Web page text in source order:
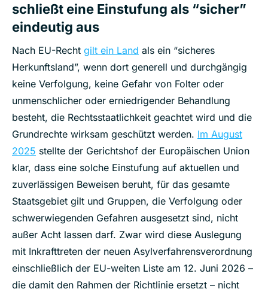
schließt eine Einstufung als “sicher”
eindeutig aus
Nach EU-Recht gilt ein Land als ein “sicheres
Herkunftsland”, wenn dort generell und durchgängig
keine Verfolgung, keine Gefahr von Folter oder
unmenschlicher oder erniedrigender Behandlung
besteht, die Rechtsstaatlichkeit geachtet wird und die
Grundrechte wirksam geschützt werden. Im August
2025 stellte der Gerichtshof der Europäischen Union
klar, dass eine solche Einstufung auf aktuellen und
zuverlässigen Beweisen beruht, für das gesamte
Staatsgebiet gilt und Gruppen, die Verfolgung oder
schwerwiegenden Gefahren ausgesetzt sind, nicht
außer Acht lassen darf. Zwar wird diese Auslegung
mit Inkrafttreten der neuen Asylverfahrensverordnung
einschließlich der EU-weiten Liste am 12. Juni 2026 –
die damit den Rahmen der Richtlinie ersetzt – nicht